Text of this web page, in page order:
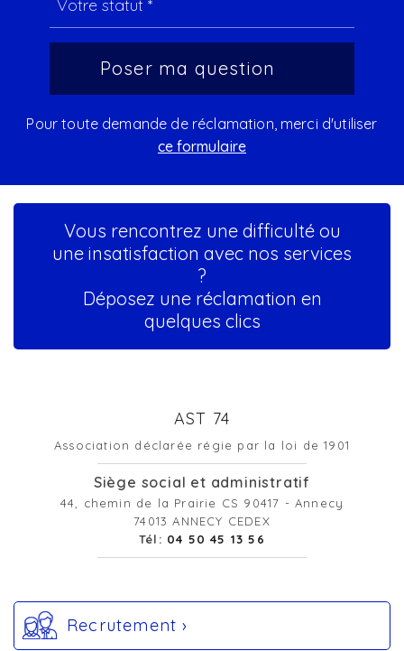
Pour toute demande de réclamation, merci d'utiliser
ce formulaire
Vous rencontrez une difficulté ou
une insatisfaction avec nos services
?
Déposez une réclamation en
quelques clics
AST 74
Association déclarée régie par la loi de 1901
Siège social et administratif
44, chemin de la Prairie CS 90417 - Annecy
74013 ANNECY CEDEX
Tél: 04 50 45 13 56
Recrutement ›